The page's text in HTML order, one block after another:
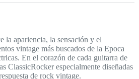
la apariencia, la sensación y el
vintage más buscados de la Epoca
En el corazón de cada guitarra de
ClassicRocker especialmente diseñadas
de rock vintage.